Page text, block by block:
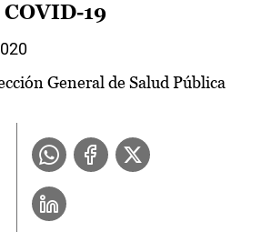
19
General de Salud Pública